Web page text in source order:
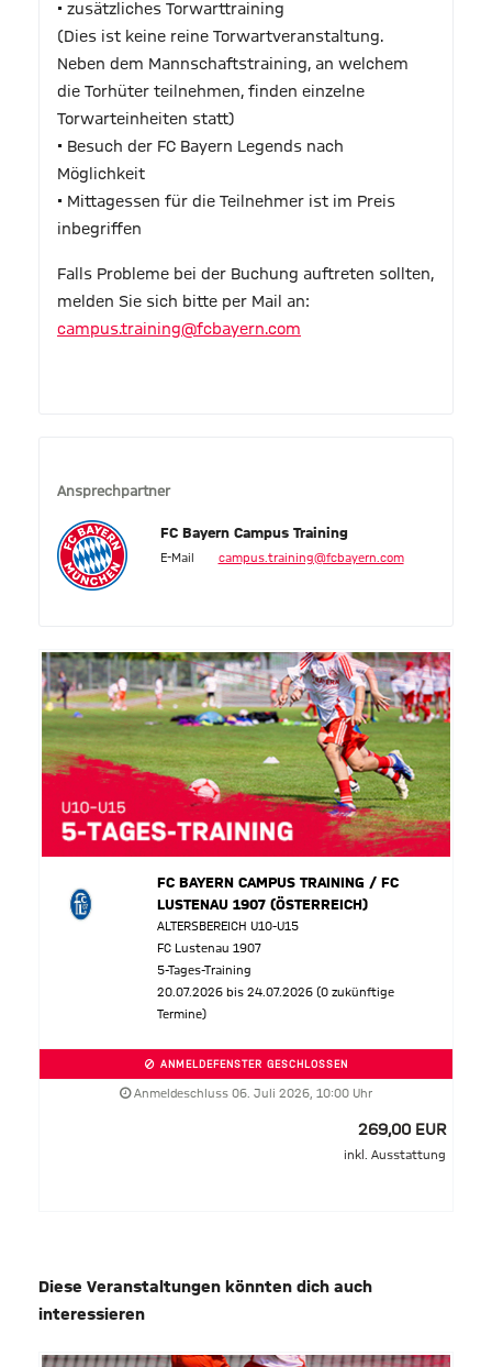
• zusätzliches Torwarttraining
(Dies ist keine reine Torwartveranstaltung.
Neben dem Mannschaftstraining, an welchem
die Torhüter teilnehmen, finden einzelne
Torwarteinheiten statt)
• Besuch der FC Bayern Legends nach
Möglichkeit
• Mittagessen für die Teilnehmer ist im Preis
inbegriffen
Falls Probleme bei der Buchung auftreten sollten,
melden Sie sich bitte per Mail an:
campus.training@fcbayern.com
Ansprechpartner
FC Bayern Campus Training
E-Mail campus.training@fcbayern.com
FC BAYERN CAMPUS TRAINING / FC
LUSTENAU 1907 (ÖSTERREICH)
ALTERSBEREICH U10-U15
FC Lustenau 1907
5-Tages-Training
20.07.2026 bis 24.07.2026 (0 zukünftige
Termine)
ANMELDEFENSTER GESCHLOSSEN
Anmeldeschluss 06. Juli 2026, 10:00 Uhr
269,00 EUR
inkl. Ausstattung
Diese Veranstaltungen könnten dich auch
interessieren